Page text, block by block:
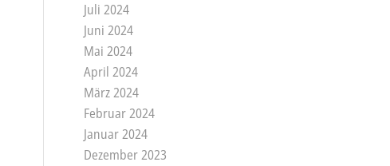
Juli 2024
Juni 2024
Mai 2024
April 2024
März 2024
Februar 2024
Januar 2024
Dezember 2023